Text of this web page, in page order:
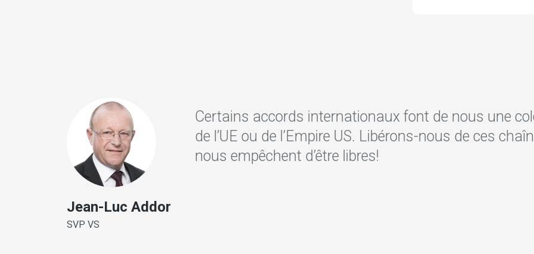
Jean-Luc Addor
SVP VS
Certains accords internationaux font de nous une
de l’UE ou de l’Empire US. Libérons-nous de ces
nous empêchent d’être libres!